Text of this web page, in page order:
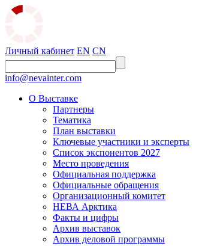
Личный кабинет EN CN
info@nevainter.com
О Выставке
Партнеры
Тематика
План выставки
Ключевые участники и эксперты
Список экспонентов 2027
Место проведения
Официальная поддержка
Официальные обращения
Организационный комитет
НЕВА Арктика
Факты и цифры
Архив выставок
Архив деловой программы